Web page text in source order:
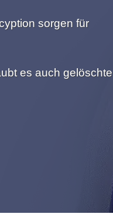
sorgen für
es auch gelöschte